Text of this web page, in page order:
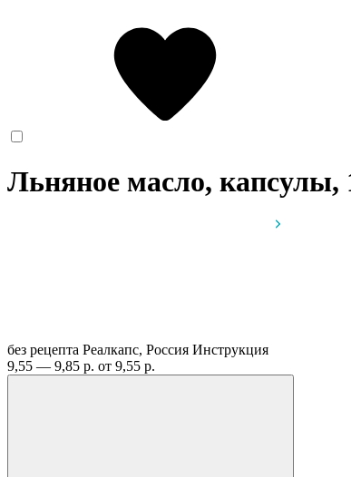
Льняное масло, капсулы,
без рецепта Реалкапс, Россия Инструкция
9,55 — 9,85 р. от 9,55 р.